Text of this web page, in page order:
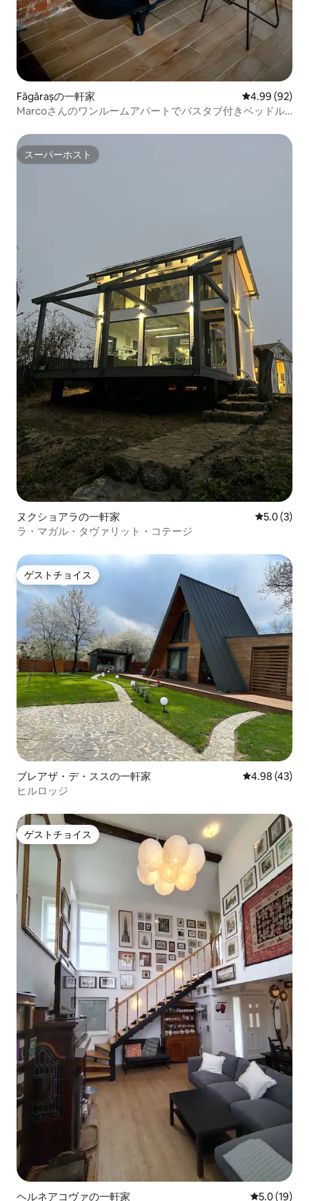
Făgărașの一軒家 レビュー92
4.99 (92)
Marcoさんのワンルームアパートでバスタブ付きベッドル
スーパーホスト
スーパーホスト
ヌクショアラの一軒家 レビュー3
5.0 (3)
ラ・マガル・タヴァリット・コテージ
ゲストチョイス
ゲストチョイス
ブレアザ・デ・ススの一軒家 レビュー43
4.98 (43)
ヒルロッジ
ゲストチョイス
ゲストチョイス
ヘルネアコヴァの一軒家 レビュー19
5.0 (19)